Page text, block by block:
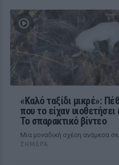
«Καλό ταξίδι μικρέ»:
που το είχαν
Το σπαρακτικό βίντεο
Μια μοναδική σχέση ανάμεσα
ΣΉΜΕΡΑ